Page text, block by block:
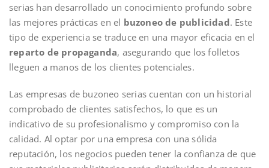
serias han desarrollado un conocimiento profundo sobre
las mejores prácticas en el buzoneo de publicidad. Este
tipo de experiencia se traduce en una mayor eficacia en el
reparto de propaganda, asegurando que los folletos
lleguen a manos de los clientes potenciales.
Las empresas de buzoneo serias cuentan con un historial
comprobado de clientes satisfechos, lo que es un
indicativo de su profesionalismo y compromiso con la
calidad. Al optar por una empresa con una sólida
reputación, los negocios pueden tener la confianza de que